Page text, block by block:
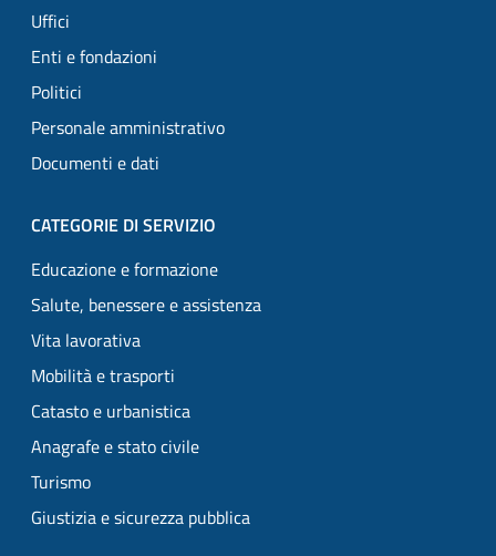
Uffici
Enti e fondazioni
Politici
Personale amministrativo
Documenti e dati
CATEGORIE DI SERVIZIO
Educazione e formazione
Salute, benessere e assistenza
Vita lavorativa
Mobilità e trasporti
Catasto e urbanistica
Anagrafe e stato civile
Turismo
Giustizia e sicurezza pubblica